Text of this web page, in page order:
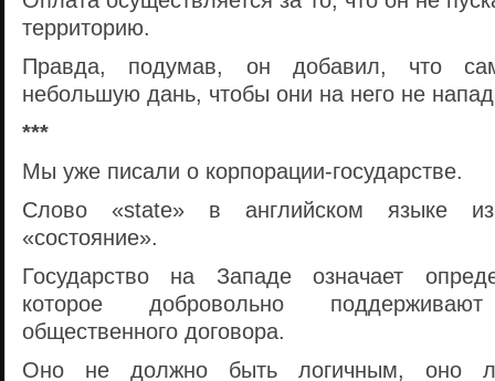
территорию.
Правда, подумав, он добавил, что
небольшую дань, чтобы они на него не
***
Мы уже писали о корпорации-государстве.
Слово «state» в английском языке
«состояние».
Государство на Западе означает
которое добровольно
общественного договора.
Оно не должно быть логичным, оно